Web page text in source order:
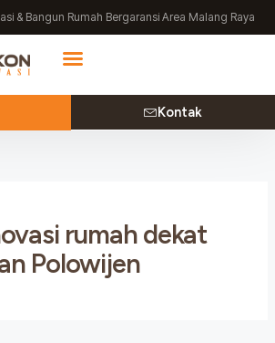
& Bangun Rumah Bergaransi Area Malang Raya
Kontak
rumah dekat
Polowijen